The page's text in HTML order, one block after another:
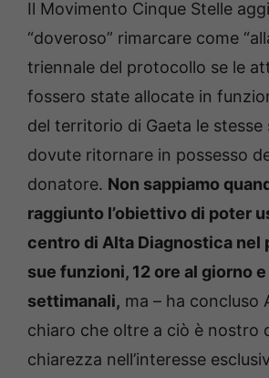
Il Movimento Cinque Stelle
“doveroso” rimarcare come
triennale del protocollo se le
fossero state allocate in
del territorio di Gaeta le stesse
dovute ritornare in possesso
donatore. Non sappiamo
raggiunto l’obiettivo di poter
centro di Alta Diagnostica nel
sue funzioni, 12 ore al giorno
settimanali, ma – ha concluso
chiaro che oltre a ciò è nostro
chiarezza nell’interesse